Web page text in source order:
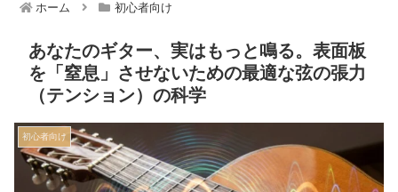
ホーム 初心者向け
あなたのギター、実はもっと鳴る。表面板
を「窒息」させないための最適な弦の張力
（テンション）の科学
初心者向け